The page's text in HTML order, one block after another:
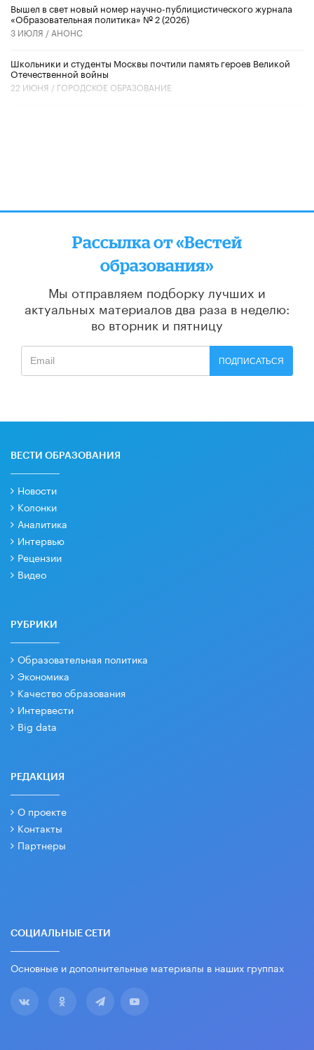
Вышел в свет новый номер научно-публицистического журнала
«Образовательная политика» № 2 (2026)
3 ИЮЛЯ / АНОНС
Школьники и студенты Москвы почтили память героев Великой
Отечественной войны
22 ИЮНЯ / ГОРОДСКОЕ ОБРАЗОВАНИЕ
Рассылка от «Вестей
образования»
Мы отправляем подборку лучших и
актуальных материалов два раза в неделю:
во вторник и пятницу
ПОДПИСАТЬСЯ
ВЕСТИ ОБРАЗОВАНИЯ
Новости
Колонки
Аналитика
Интервью
Рецензии
Видео
РУБРИКИ
Образовательная политика
Экономика
Качество образования
Интервести
Big data
РЕДАКЦИЯ
О проекте
Контакты
Партнеры
СОЦИАЛЬНЫЕ СЕТИ
Основные и дополнительные материалы в наших группах